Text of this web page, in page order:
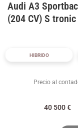
Audi A3
(204 CV) S tronic
HIBRIDO
Precio al
40 500€